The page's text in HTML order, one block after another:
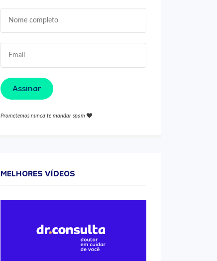
Assinar
Prometemos nunca te mandar spam
MELHORES VÍDEOS